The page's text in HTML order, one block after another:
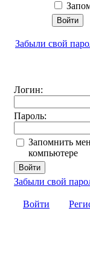
Забыли свой
Логин:
Пароль:
Запомнить
компьютере
Забыли свой
Войти